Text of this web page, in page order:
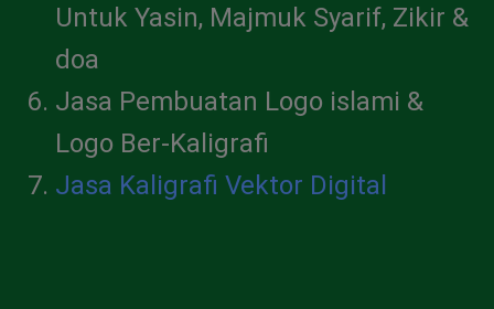
Untuk Yasin, Majmuk Syarif, Zikir &
doa
Jasa Pembuatan Logo islami &
Logo Ber-Kaligrafi
Jasa Kaligrafi Vektor Digital